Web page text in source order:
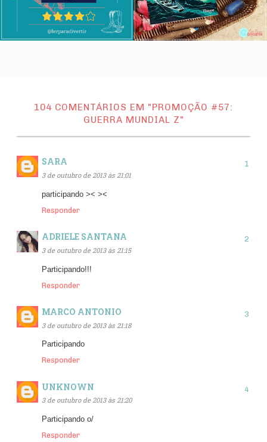
104 COMENTÁRIOS EM "PROMOÇÃO #57:
GUERRA MUNDIAL Z"
SARA
3 de outubro de 2013 às 21:01
participando >< ><
Responder
ADRIELE SANTANA
3 de outubro de 2013 às 21:15
Participando!!!
Responder
MARCO ANTONIO
3 de outubro de 2013 às 21:18
Participando
Responder
UNKNOWN
3 de outubro de 2013 às 21:20
Participando o/
Responder